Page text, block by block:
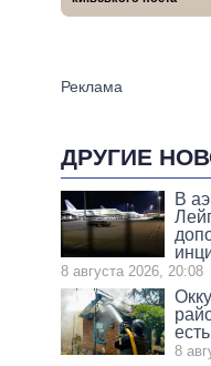
ДРУГИЕ
В
8 августа 2026, 20:08
8